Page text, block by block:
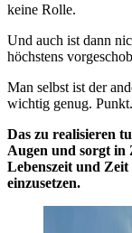
keine Rolle.
Und auch ist dann
höchstens
Man selbst ist der
wichtig genug. Punkt.
Das zu realisieren
Augen und sorgt
Lebenszeit und
einzusetzen.